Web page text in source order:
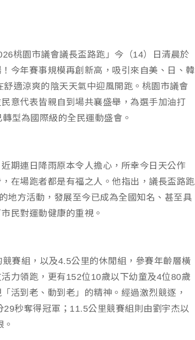
桃園市議會議長盃路跑」今（14）日清晨於
今年賽事規模再創新高，吸引來自美、日、韓
適涼爽的陰天天氣中迎風開跑。桃園市議會
意代表皆親自到場共襄盛舉，為選手加油打
型為國際級的全民運動盛會。
期連日降雨原本令人擔心，所幸今日天公作
在場跑者都是有福之人。他指出，議長盃路跑
地方活動，發展至今已成為全國知名、甚至具
民對運動健康的重視。
賽組，以及4.5公里的休閒組，參賽年齡層橫
力領跑，更有152位10歲以下幼童及4位80歲
活到老、動到老」的精神。經過激烈競逐，
秒奪得冠軍；11.5公里競賽組則由劉宇杰以